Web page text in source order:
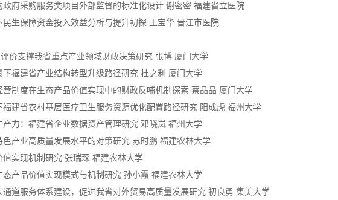
政府采购服务类项目外部监督的标准化设计 谢密密 福建省立医院
生保障资金投入效益分析与提升初探 王宝华 晋江市医院
价支撑我省重点产业领域财政决策研究 张博 厦门大学
福建省产业结构转型升级路径研究 杜之利 厦门大学
制度在生态产品价值实现中的财政反哺机制探索 蔡晶晶 厦门大学
建省农村基层医疗卫生服务资源优化配置路径研究 阳成虎 福州大学
力：福建省企业数据资产管理研究 邓晓岚 福州大学
产业高质量发展水平的对策研究 苏时鹏 福建农林大学
实现机制研究 张瑞琛 福建农林大学
产品价值实现模式与机制研究 孙小霞 福建农林大学
道服务体系建设，促进我省对外贸易高质量发展研究 初良勇 集美大学